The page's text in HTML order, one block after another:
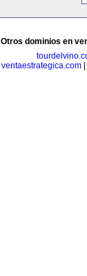
Otros dominios en
ventaestrategica.com|